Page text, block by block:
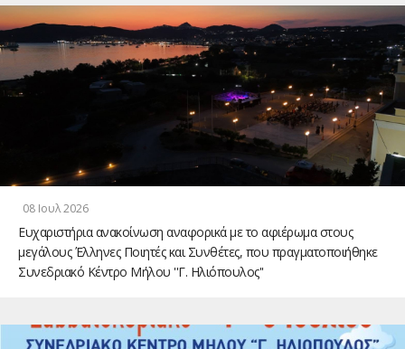
08 Ιουλ 2026
Ευχαριστήρια ανακοίνωση αναφορικά με το αφιέρωμα στους
μεγάλους Έλληνες Ποιητές και Συνθέτες, που πραγματοποιήθηκε
Συνεδριακό Κέντρο Μήλου ''Γ. Ηλιόπουλος''